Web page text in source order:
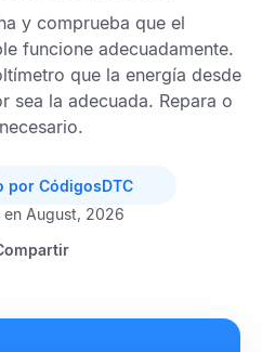
y comprueba que el
funcione adecuadamente.
que la energía desde
sea la adecuada. Repara o
por CódigosDTC
August, 2026